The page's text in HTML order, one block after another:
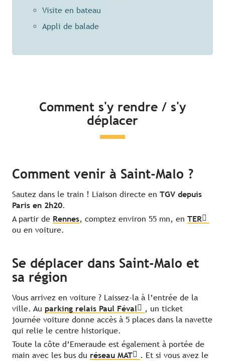
Visite en bateau
Appli de balade
Comment s'y rendre / s'y
déplacer
Comment venir à Saint-Malo ?
Sautez dans le train ! Liaison directe en TGV depuis
Paris en 2h20.
A partir de Rennes, comptez environ 55 mn, en TER
ou en voiture.
Se déplacer dans Saint-Malo et
sa région
Vous arrivez en voiture ? Laissez-la à l’entrée de la
ville. Au parking relais Paul Féval
, un ticket
journée voiture donne accès à 5 places dans la navette
qui relie le centre historique.
Toute la côte d’Emeraude est également à portée de
main avec les bus du réseau MAT
. Et si vous avez le